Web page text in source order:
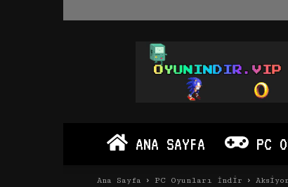
Oyun
İndir
PC
Android
ANA SAYFA PC
Ana Sayfa PC Oyunları İndir